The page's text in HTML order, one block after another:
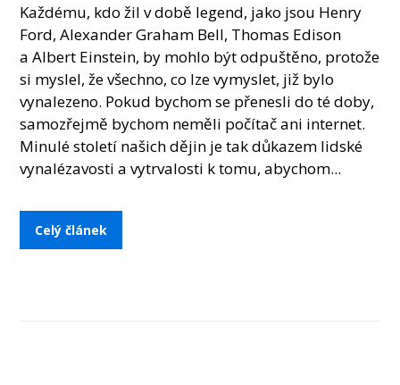
Každému, kdo žil v době legend, jako jsou Henry
Ford, Alexander Graham Bell, Thomas Edison
a Albert Einstein, by mohlo být odpuštěno, protože
si myslel, že všechno, co lze vymyslet, již bylo
vynalezeno. Pokud bychom se přenesli do té doby,
samozřejmě bychom neměli počítač ani internet.
Minulé století našich dějin je tak důkazem lidské
vynalézavosti a vytrvalosti k tomu, abychom...
Celý článek